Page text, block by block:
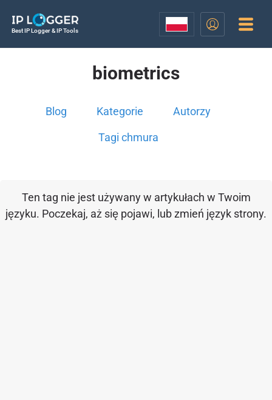
Best IP Logger & IP Tools
biometrics
Blog Kategorie Autorzy
Tagi chmura